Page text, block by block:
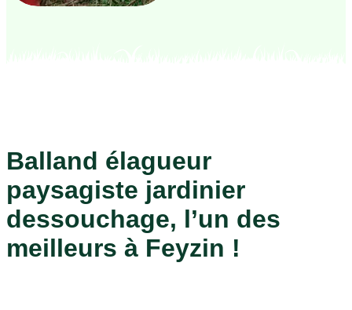
Balland élagueur
paysagiste jardinier
dessouchage, l’un des
meilleurs à Feyzin !